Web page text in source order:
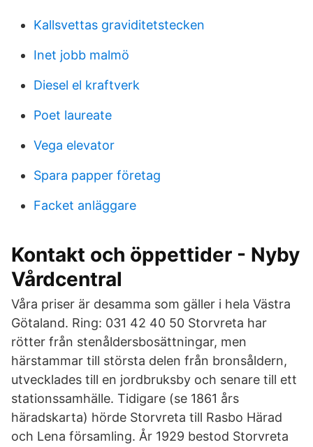
Kallsvettas graviditetstecken
Inet jobb malmö
Diesel el kraftverk
Poet laureate
Vega elevator
Spara papper företag
Facket anläggare
Kontakt och öppettider - Nyby
Vårdcentral
Våra priser är desamma som gäller i hela Västra
Götaland. Ring: 031 42 40 50 Storvreta har
rötter från stenåldersbosättningar, men
härstammar till största delen från bronsåldern,
utvecklades till en jordbruksby och senare till ett
stationssamhälle. Tidigare (se 1861 års
häradskarta) hörde Storvreta till Rasbo Härad
och Lena församling. År 1929 bestod Storvreta